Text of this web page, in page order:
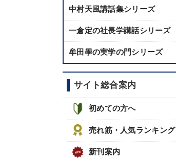
中村天風講話集シリーズ
一倉定の社長学講話シリーズ
牟田學の実学の門シリーズ
サイト総合案内
初めての方へ
売れ筋・人気ランキング
新刊案内